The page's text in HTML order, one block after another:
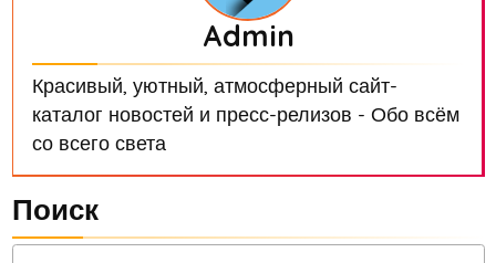
Admin
Красивый, уютный, атмосферный сайт-
каталог новостей и пресс-релизов - Обо всём
со всего света
Поиск